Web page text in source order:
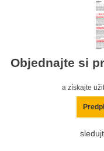
Objednajte si
a získajte